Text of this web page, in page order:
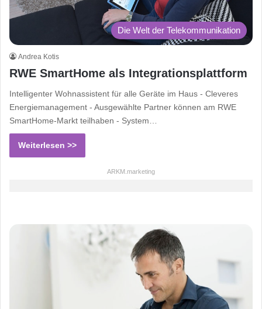
Die Welt der Telekommunikation
Andrea Kotis
RWE SmartHome als Integrationsplattform
Intelligenter Wohnassistent für alle Geräte im Haus - Cleveres
Energiemanagement - Ausgewählte Partner können am RWE
SmartHome-Markt teilhaben - System…
Weiterlesen >>
ARKM.marketing